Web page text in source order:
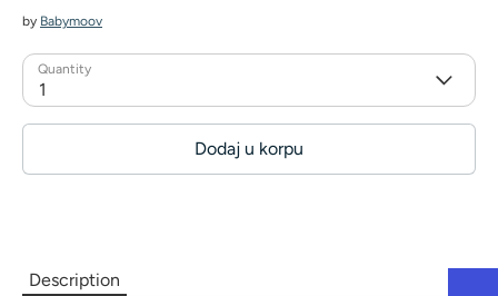
by Babymoov
Quantity
1
Dodaj u korpu
Description